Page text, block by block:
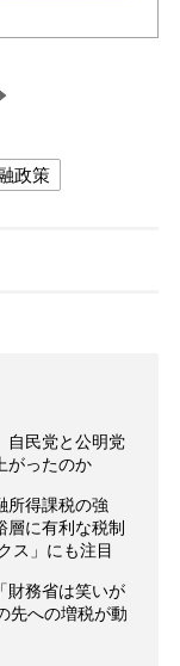
政策
自民党と公明党
がったのか
所得課税の強
に有利な税制
ス」にも注目
財務省は笑いが
先への増税が動